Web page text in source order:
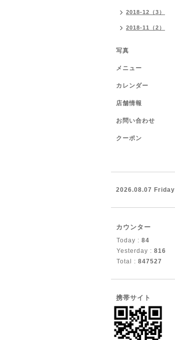
2018-12（3）
2018-11（2）
写真
メニュー
カレンダー
店舗情報
お問い合わせ
クーポン
2026.08.07 Friday
カウンター
Today : 84
Yesterday : 816
Total : 847527
携帯サイト